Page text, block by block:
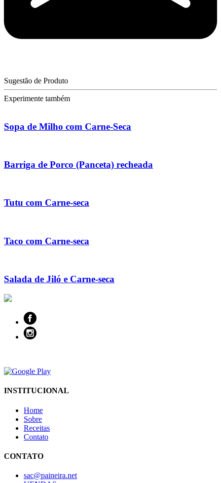
Sugestão de Produto
Experimente também
Sopa de Milho com Carne-Seca
Barriga de Porco (Panceta) recheada
Tutu com Carne-seca
Taco com Carne-seca
Salada de Jiló e Carne-seca
INSTITUCIONAL
Home
Sobre
Receitas
Contato
CONTATO
sac@paineira.net